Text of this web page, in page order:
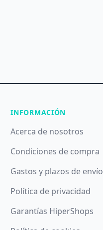
INFORMACIÓN
Acerca de nosotros
Condiciones de compra
Gastos y plazos de envío
Política de privacidad
Garantías HiperShops